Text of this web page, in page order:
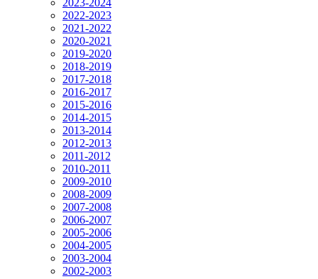
2023-2024
2022-2023
2021-2022
2020-2021
2019-2020
2018-2019
2017-2018
2016-2017
2015-2016
2014-2015
2013-2014
2012-2013
2011-2012
2010-2011
2009-2010
2008-2009
2007-2008
2006-2007
2005-2006
2004-2005
2003-2004
2002-2003